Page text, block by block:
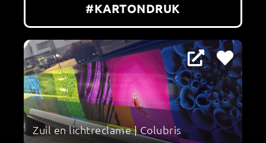
#KARTONDRUK
Zuil en lichtreclame | Colubris